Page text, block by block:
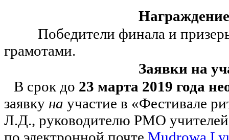
Победители финала и
грамотами.
Заявки на
В срок до 23 марта 2019 года
заявку на участие в «Фестивале
Л.Д., руководителю РМО